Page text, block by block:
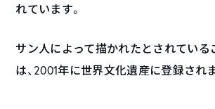
れています。
サン人によって描かれたとされている
は、2001年に世界文化遺産に登録され